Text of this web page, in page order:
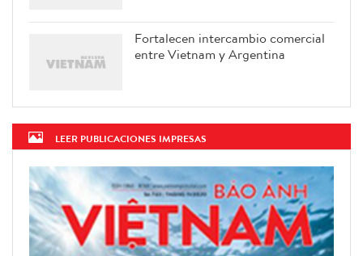
Fortalecen intercambio comercial
entre Vietnam y Argentina
LEER PUBLICACIONES IMPRESAS